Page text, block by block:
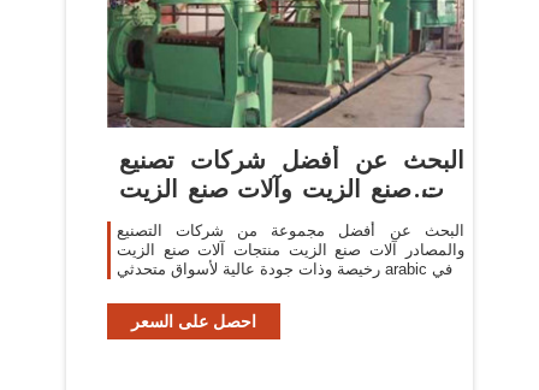
البحث عن أفضل شركات تصنيع
آلات صنع الزيت وآلات صنع الزيت
البحث عن أفضل مجموعة من شركات التصنيع
والمصادر آلات صنع الزيت منتجات آلات صنع الزيت
رخيصة وذات جودة عالية لأسواق متحدثي arabic في
احصل على السعر